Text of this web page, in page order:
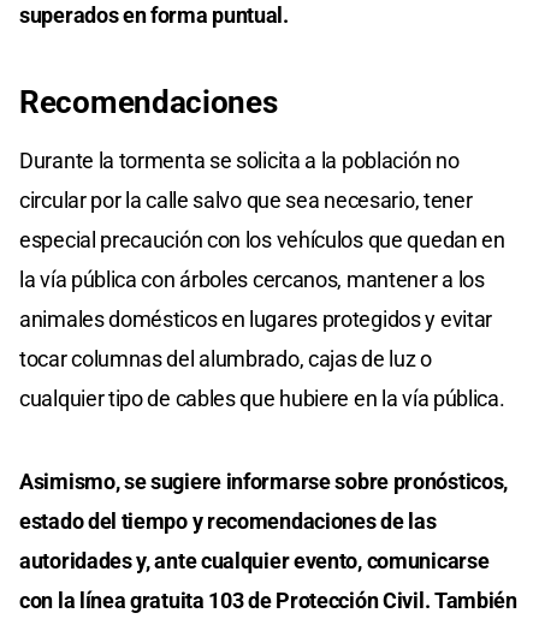
superados en forma puntual.
Recomendaciones
Durante la tormenta se solicita a la población no
circular por la calle salvo que sea necesario, tener
especial precaución con los vehículos que quedan en
la vía pública con árboles cercanos, mantener a los
animales domésticos en lugares protegidos y evitar
tocar columnas del alumbrado, cajas de luz o
cualquier tipo de cables que hubiere en la vía pública.
Asimismo, se sugiere informarse sobre pronósticos,
estado del tiempo y recomendaciones de las
autoridades y, ante cualquier evento, comunicarse
con la línea gratuita 103 de Protección Civil. También